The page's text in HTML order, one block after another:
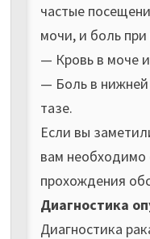
частые
мочи, и боль
— Кровь в моче
— Боль в нижней
тазе.
Если вы
вам необходимо
прохождения
Диагностика
Диагностика